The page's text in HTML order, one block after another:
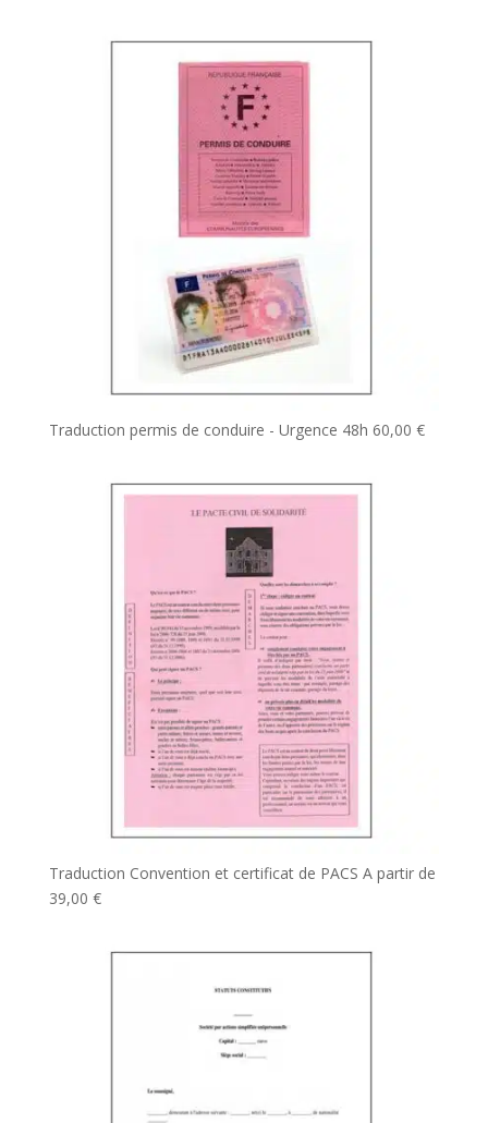
Traduction permis de conduire - Urgence 48h 60,00 €
Traduction Convention et certificat de PACS A partir de
39,00 €